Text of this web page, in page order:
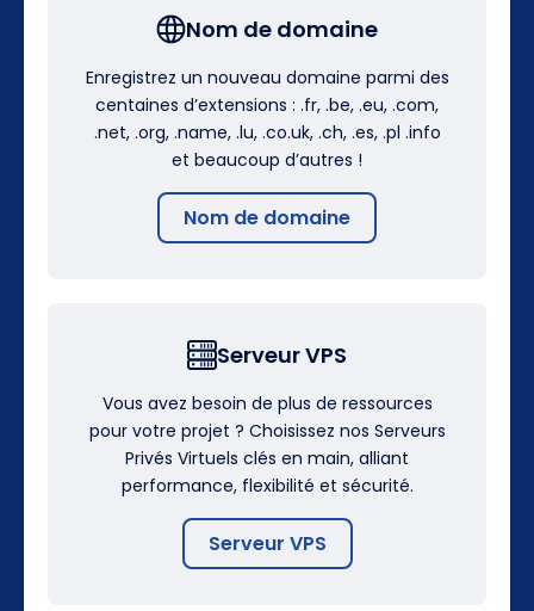
Nom de domaine
Enregistrez un nouveau domaine parmi des
centaines d’extensions : .fr, .be, .eu, .com,
.net, .org, .name, .lu, .co.uk, .ch, .es, .pl .info
et beaucoup d’autres !
Nom de domaine
Serveur VPS
Vous avez besoin de plus de ressources
pour votre projet ? Choisissez nos Serveurs
Privés Virtuels clés en main, alliant
performance, flexibilité et sécurité.
Serveur VPS